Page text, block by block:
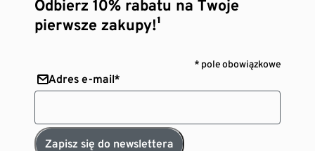
Odbierz 10% rabatu na Twoje
pierwsze zakupy!¹
* pole obowiązkowe
Adres e-mail*
Zapisz się do newslettera